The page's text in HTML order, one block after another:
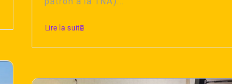
Lire la suite